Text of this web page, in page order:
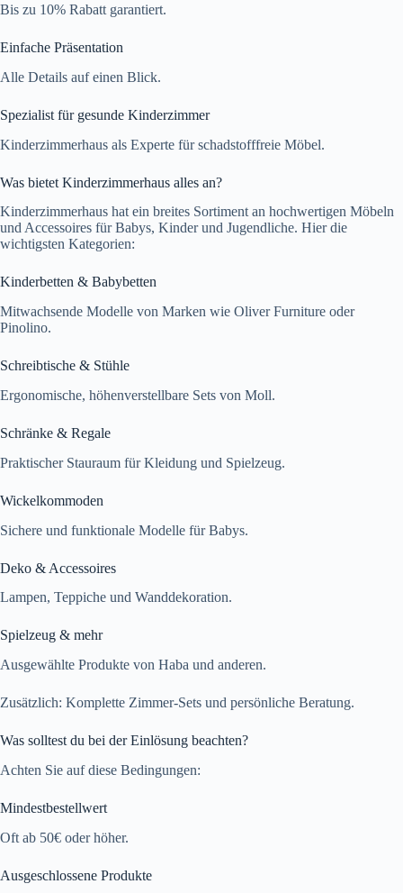
Bis zu 10% Rabatt garantiert.
Einfache Präsentation
Alle Details auf einen Blick.
Spezialist für gesunde Kinderzimmer
Kinderzimmerhaus als Experte für schadstofffreie Möbel.
Was bietet Kinderzimmerhaus alles an?
Kinderzimmerhaus hat ein breites Sortiment an hochwertigen Möbeln
und Accessoires für Babys, Kinder und Jugendliche. Hier die
wichtigsten Kategorien:
Kinderbetten & Babybetten
Mitwachsende Modelle von Marken wie Oliver Furniture oder
Pinolino.
Schreibtische & Stühle
Ergonomische, höhenverstellbare Sets von Moll.
Schränke & Regale
Praktischer Stauraum für Kleidung und Spielzeug.
Wickelkommoden
Sichere und funktionale Modelle für Babys.
Deko & Accessoires
Lampen, Teppiche und Wanddekoration.
Spielzeug & mehr
Ausgewählte Produkte von Haba und anderen.
Zusätzlich: Komplette Zimmer-Sets und persönliche Beratung.
Was solltest du bei der Einlösung beachten?
Achten Sie auf diese Bedingungen:
Mindestbestellwert
Oft ab 50€ oder höher.
Ausgeschlossene Produkte